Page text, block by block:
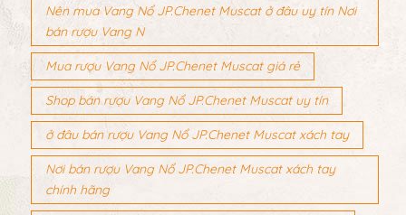
Nên mua Vang Nổ JP.Chenet Muscat ở đâu uy tín Nơi
bán rượu Vang N
Mua rượu Vang Nổ JP.Chenet Muscat giá rẻ
Shop bán rượu Vang Nổ JP.Chenet Muscat uy tín
ở đâu bán rượu Vang Nổ JP.Chenet Muscat xách tay
Nơi bán rượu Vang Nổ JP.Chenet Muscat xách tay
chính hãng